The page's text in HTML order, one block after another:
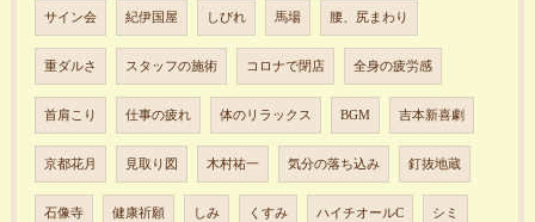
サイン会 紀伊国屋 しびれ 馬場 腰、尻まわり
重ダルさ スタッフの施術 コロナで閉店 全身の疲労感
首肩こり 仕事の疲れ 体のリラックス BGM 吉本新喜劇
京都花月 見取り図 木村祐一 気分の落ち込み 釘抜地蔵
石像寺 健康祈願 しみ くすみ ハイチオールC シミ